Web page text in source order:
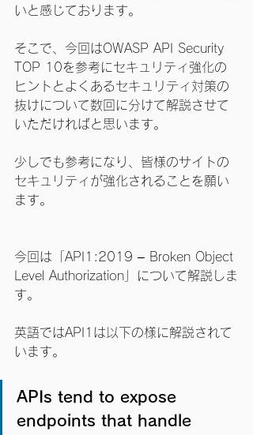
いと感じております。
そこで、今回はOWASP API Security
TOP 10を参考にセキュリティ強化の
ヒントとよくあるセキュリティ対策の
抜けについて数回に分けて解説させて
いただければと思います。
少しでも参考になり、皆様のサイトの
セキュリティが強化されることを願い
ます。
今回は「API1:2019 – Broken Object
Level Authorization」について解説しま
す。
英語ではAPI1は以下の様に解説されて
います。
APIs tend to expose
endpoints that handle